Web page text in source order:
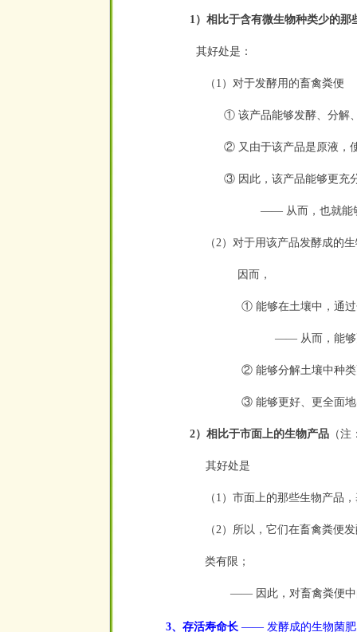
1）相比于含有微生物种类少的那
其好处是：
（1）对于发酵用的畜禽粪便
① 该产品能够发酵、分解、
② 又由于该产品是原液，使
③ 因此，该产品能够更充分
—— 从而，也就能
（2）对于用该产品发酵成
因而，
① 能够在土壤中，通
—— 从而，能够
② 能够分解土壤中种
③ 能够更好、更全面
2）相比于市面上的生物产品 （
其好处是
（1）市面上的那些生物产品
（2）所以，它们在畜禽粪便
类有限；
—— 因此，对畜禽粪便中的
3、存活寿命长 —— 发酵成的生物菌肥